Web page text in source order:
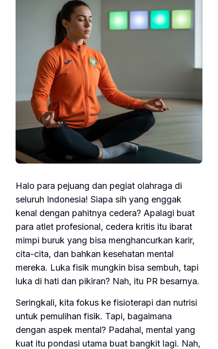
Halo para pejuang dan pegiat olahraga di
seluruh Indonesia! Siapa sih yang enggak
kenal dengan pahitnya cedera? Apalagi buat
para atlet profesional, cedera kritis itu ibarat
mimpi buruk yang bisa menghancurkan karir,
cita-cita, dan bahkan kesehatan mental
mereka. Luka fisik mungkin bisa sembuh, tapi
luka di hati dan pikiran? Nah, itu PR besarnya.
Seringkali, kita fokus ke fisioterapi dan nutrisi
untuk pemulihan fisik. Tapi, bagaimana
dengan aspek mental? Padahal, mental yang
kuat itu pondasi utama buat bangkit lagi. Nah,